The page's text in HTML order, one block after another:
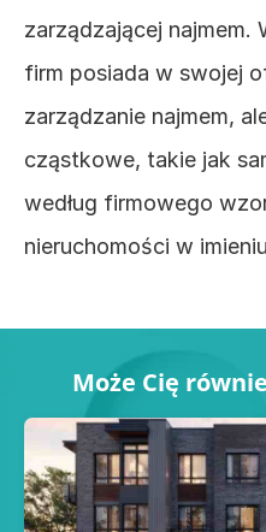
zarządzającej
firm posiada w swojej
zarządzanie najmem,
cząstkowe, takie jak
według firmowego
nieruchomości w
Może Cię